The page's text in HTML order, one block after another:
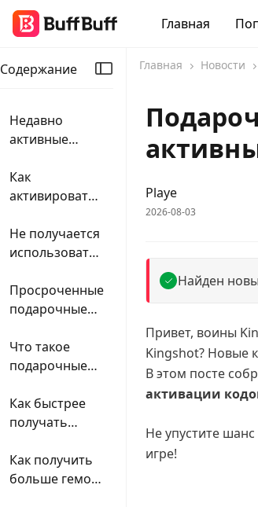
Главная
Содержание
Недавно
активные
коды Kingshot
🔥
Как
активировать
коды в
Kingshot
Не получается
использовать
коды Kingshot?
| Решение
Просроченные
подарочные
Что такое
подарочные
Как быстрее
получать
Kingshot
Как получить
больше гемов
Главная Новости
Playe
2026-08-03
Найден
Привет, воины
Kingshot? Новые
В этом посте
активации
Не упустите
игре!